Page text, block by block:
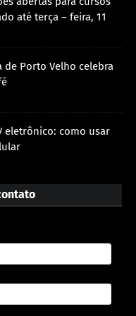
até terça – feira, 11
de Porto Velho celebra
eletrônico: como usar